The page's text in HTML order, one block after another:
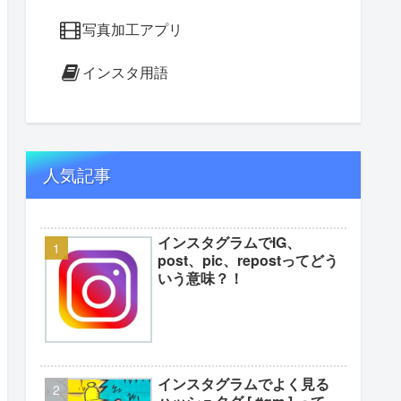
写真加工アプリ
インスタ用語
人気記事
インスタグラムでIG、
post、pic、repostってどう
いう意味？！
インスタグラムでよく見る